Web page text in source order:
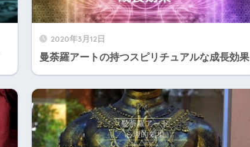
2020年3月12日
曼荼羅アートの持つスピリチュアルな成長効果